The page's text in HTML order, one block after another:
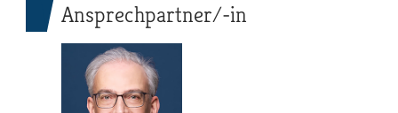
Ansprechpartner/-in